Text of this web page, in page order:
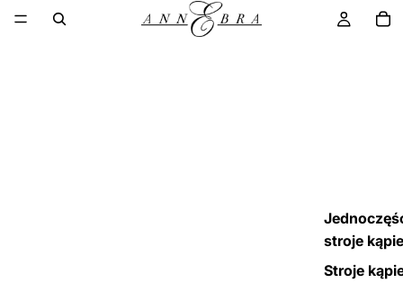
stroje
Stroje